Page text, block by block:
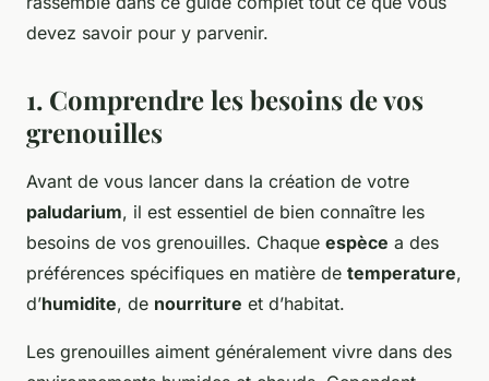
devez savoir pour y parvenir.
1. Comprendre les besoins de vos
grenouilles
Avant de vous lancer dans la création de votre
paludarium, il est essentiel de bien connaître les
besoins de vos grenouilles. Chaque espèce a des
préférences spécifiques en matière de temperature,
d’humidite, de nourriture et d’habitat.
Les grenouilles aiment généralement vivre dans des